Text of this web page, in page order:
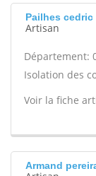
Pailhes cedric
Artisan
Département:
Isolation des
Voir la fiche
Armand